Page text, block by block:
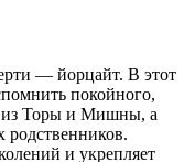
— йорцайт. В этот
покойного,
из Торы и Мишны, а
родственников.
и укрепляет